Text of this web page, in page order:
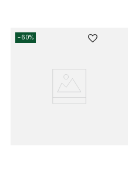
-60%